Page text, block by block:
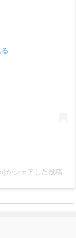
がシェアした投稿